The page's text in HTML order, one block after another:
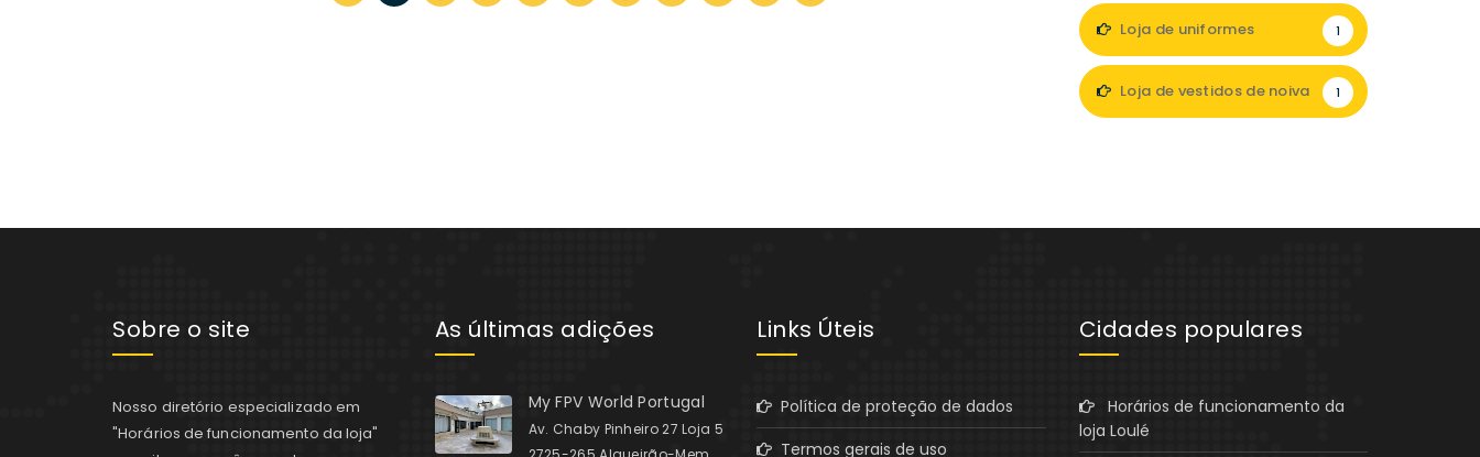
Loja de uniformes 1
Loja de vestidos de noiva 1
Sobre o site
Nosso diretório especializado em
"Horários de funcionamento da loja"
As últimas adições
My FPV World Portugal
Av. Chaby Pinheiro 27 Loja 5
Links Úteis
Política de proteção de dados
Termos gerais de uso
Cidades populares
Horários de funcionamento da
loja Loulé